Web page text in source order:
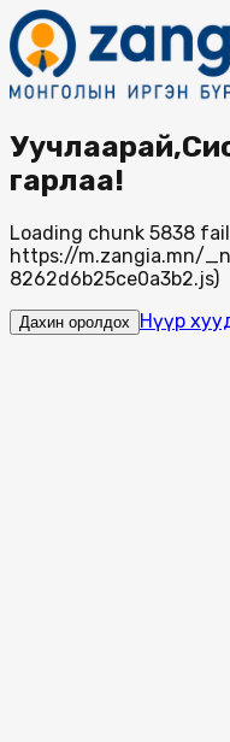
гарлаа!
Loading chunk 5838
https://m.zangia.mn/
8262d6b25ce0a3b2.js)
Дахин оролдох Нүүр